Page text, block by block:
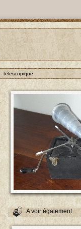
telescopique
A voir également